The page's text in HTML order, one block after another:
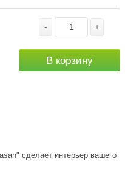
- +
В корзину
сделает интерьер вашего